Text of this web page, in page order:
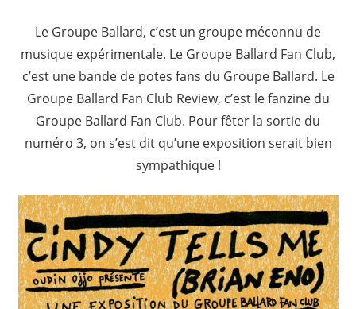
Le Groupe Ballard, c’est un groupe méconnu de
musique expérimentale. Le Groupe Ballard Fan Club,
c’est une bande de potes fans du Groupe Ballard. Le
Groupe Ballard Fan Club Review, c’est le fanzine du
Groupe Ballard Fan Club. Pour fêter la sortie du
numéro 3, on s’est dit qu’une exposition serait bien
sympathique !